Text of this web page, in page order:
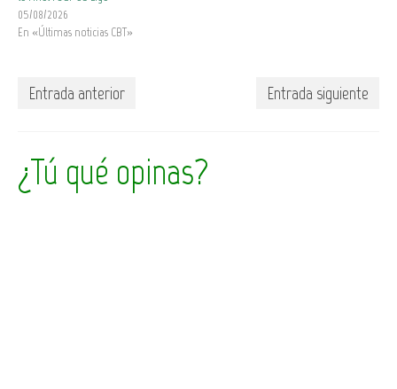
05/08/2026
En «Últimas noticias CBT»
Entrada anterior Entrada siguiente
¿Tú qué opinas?